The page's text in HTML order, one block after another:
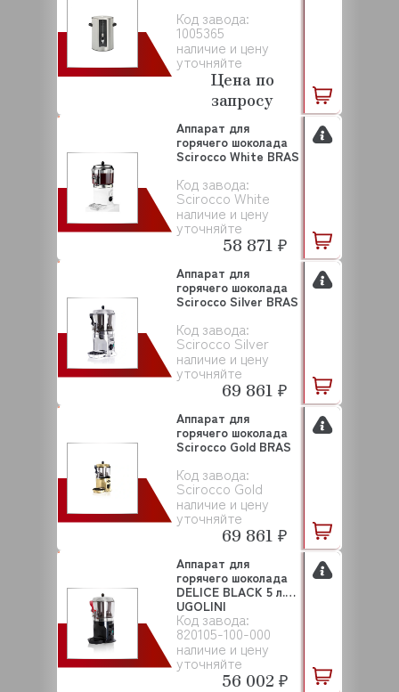
Код завода:
1005365
наличие и цену
уточняйте
Цена по
запросу
Код завода:
Scirocco White
наличие и цену
уточняйте
Аппарат для
горячего шоколада
Scirocco White BRAS
58 871 ₽
Код завода:
Scirocco Silver
наличие и цену
уточняйте
Аппарат для
горячего шоколада
Scirocco Silver BRAS
69 861 ₽
Код завода:
Scirocco Gold
наличие и цену
уточняйте
Аппарат для
горячего шоколада
Scirocco Gold BRAS
69 861 ₽
Код завода:
820105-100-000
наличие и цену
уточняйте
Аппарат для
горячего шоколада
DELICE BLACK 5 л.
UGOLINI
56 002 ₽